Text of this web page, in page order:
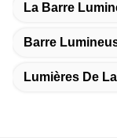
La Barre
Barre
Lumières De